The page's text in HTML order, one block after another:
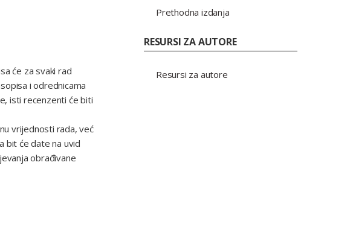
će za svaki rad
i odrednicama
isti recenzenti će biti
vrijednosti rada, već
bit će date na uvid
obrađivane
Prethodna izdanja
RESURSI ZA AUTORE
Resursi za autore